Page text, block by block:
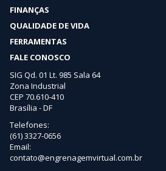
FINANÇAS
QUALIDADE DE VIDA
FERRAMENTAS
FALE CONOSCO
SIG Qd. 01 Lt. 985 Sala 64
Zona Industrial
CEP 70.610-410
Brasília - DF
Telefones:
(61) 3327-0656
Email:
contato@engrenagemvirtual.com.br